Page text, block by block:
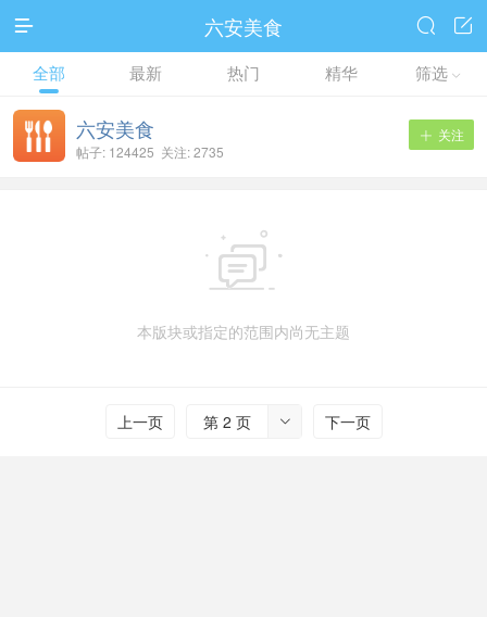
 六安美食 

全部 最新 热门 精华 筛选 
 关注
六安美食
帖子: 124425 关注: 2735

本版块或指定的范围内尚无主题
上一页 
第 2 页 下一页